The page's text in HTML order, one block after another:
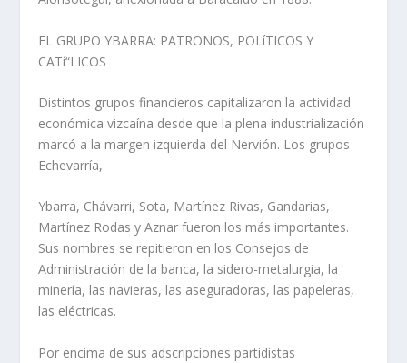
EL GRUPO YBARRA: PATRONOS, POLíTICOS Y
CATí“LICOS
Distintos grupos financieros capitalizaron la actividad
económica vizcaí­na desde que la plena industrialización
marcó a la margen izquierda del Nervión. Los grupos
Echevarrí­a,
Ybarra, Chávarri, Sota, Martí­nez Rivas, Gandarias,
Martí­nez Rodas y Aznar fueron los más importantes.
Sus nombres se repitieron en los Consejos de
Administración de la banca, la sidero-metalurgia, la
minerí­a, las navieras, las aseguradoras, las papeleras,
las eléctricas.
Por encima de sus adscripciones partidistas